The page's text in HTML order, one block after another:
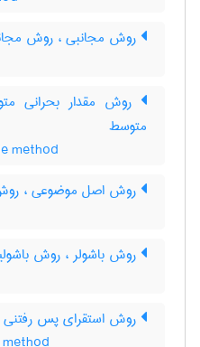
روش مجانبی ، روش
روش مقدار بحرانی
متوسط
method
روش اصل موضوعی ،
روش باشولر ، روش
روش استقرای پس رفتنی